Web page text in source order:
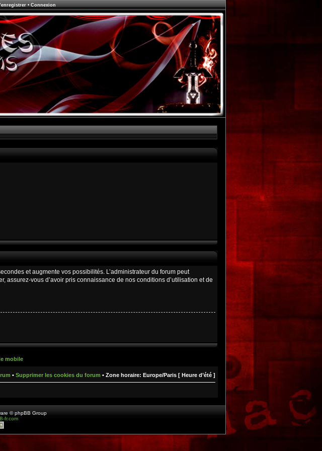
• Connexion
et augmente vos possibilités. L’administrateur du forum peut
vous d’avoir pris connaissance de nos conditions d’utilisation et de
mobile
• Supprimer les cookies du forum • Zone horaire: Europe/Paris [ Heure d’été ]
© phpBB Group
fr.com